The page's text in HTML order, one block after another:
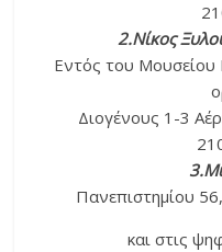
2.Νίκος
Εντός του Μουσείου
Διογένους 1-3
Πανεπιστημίου
και στις